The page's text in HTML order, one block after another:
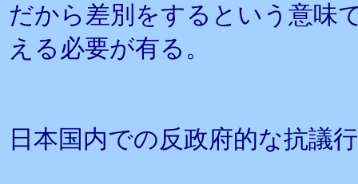
だから差別をするという意味
える必要が有る。
日本国内での反政府的な抗議